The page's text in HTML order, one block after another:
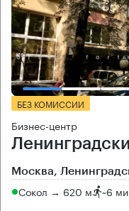
БЕЗ КОМИССИИ
Бизнес-центр
Москва,
Сокол → 620 м ~6